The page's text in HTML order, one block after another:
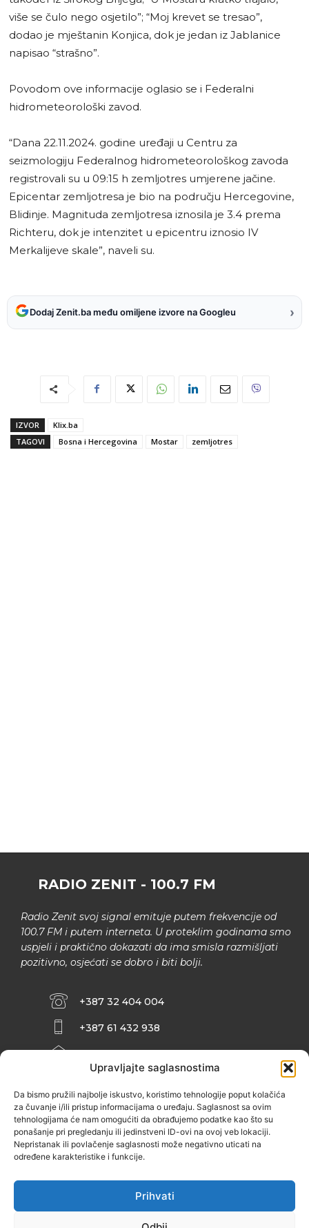
Upravljajte saglasnostima
Da bismo pružili najbolje iskustvo, koristimo tehnologije poput kolačića
za čuvanje i/ili pristup informacijama o uređaju. Saglasnost sa ovim
tehnologijama će nam omogućiti da obrađujemo podatke kao što su
ponašanje pri pregledanju ili jedinstveni ID-ovi na ovoj veb lokaciji.
Nepristanak ili povlačenje saglasnosti može negativno uticati na
određene karakteristike i funkcije.
Prihvati
više se čulo nego osjetilo”; “Moj krevet se tresao”,
dodao je mještanin Konjica, dok je jedan iz Jablanice
napisao “strašno”.
Povodom ove informacije oglasio se i Federalni
hidrometeorološki zavod.
“Dana 22.11.2024. godine uređaji u Centru za
seizmologiju Federalnog hidrometeorološkog zavoda
registrovali su u 09:15 h zemljotres umjerene jačine.
Epicentar zemljotresa je bio na području Hercegovine,
Blidinje. Magnituda zemljotresa iznosila je 3.4 prema
Richteru, dok je intenzitet u epicentru iznosio IV
Merkalijeve skale”, naveli su.
Dodaj Zenit.ba među omiljene izvore na Googleu ›
IZVOR
Klix.ba
TAGOVI
Bosna i Hercegovina Mostar zemljotres
RADIO ZENIT - 100.7 FM
Radio Zenit svoj signal emituje putem frekvencije od
100.7 FM i putem interneta. U proteklim godinama smo
uspjeli i praktično dokazati da ima smisla razmišljati
pozitivno, osjećati se dobro i biti bolji.
+387 32 404 004
+387 61 432 938
INFO@ZENIT.BA
ZENIČANKA, 3. SPRAT), 72000 ZENICA